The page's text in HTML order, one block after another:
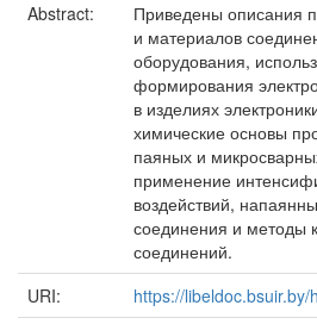
Abstract:
Приведены описания
и материалов
оборудования,
формирования
в изделиях
химические основы
паяных и
применение
воздействий,
соединения и методы
соединений.
URI:
https://